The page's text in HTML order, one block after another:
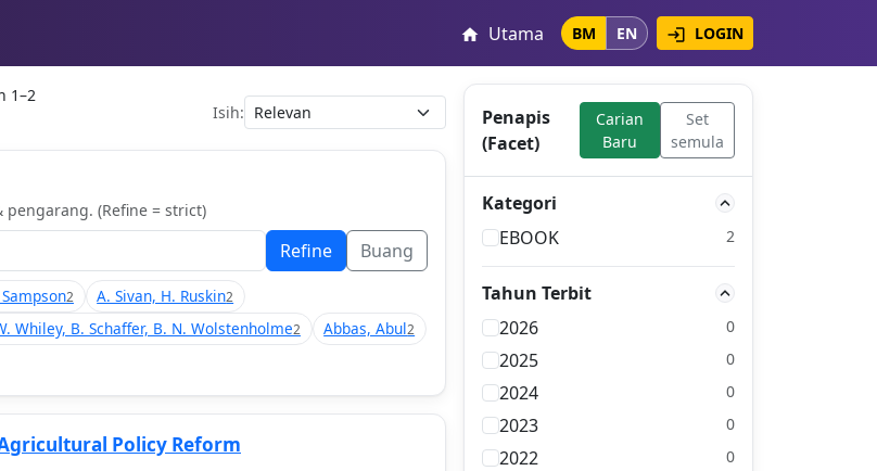
home Utama BM EN login LOGIN
1–2
Isih:
(Refine = strict)
Refine Buang
2 A. Sivan, H. Ruskin2
Whiley, B. Schaffer, B. N. Wolstenholme2 Abbas, Abul2
Policy Reform
Penapis
(Facet)
Carian
Baru
Set
semula
Kategori
EBOOK
2
Tahun Terbit
2026
0
2025 0
2024 0
2023 0
2022 0